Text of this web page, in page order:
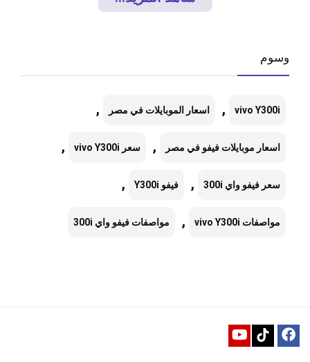
وسوم
vivo Y300i
, اسعار الموبايلات في مصر ,
اسعار موبايلات فيفو في مصر , سعر vivo Y300i ,
سعر فيفو واي 300i , فيفو Y300i ,
مواصفات vivo Y300i , مواصفات فيفو واي 300i